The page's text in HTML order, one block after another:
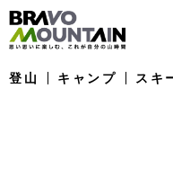
登山 キャンプ スキ